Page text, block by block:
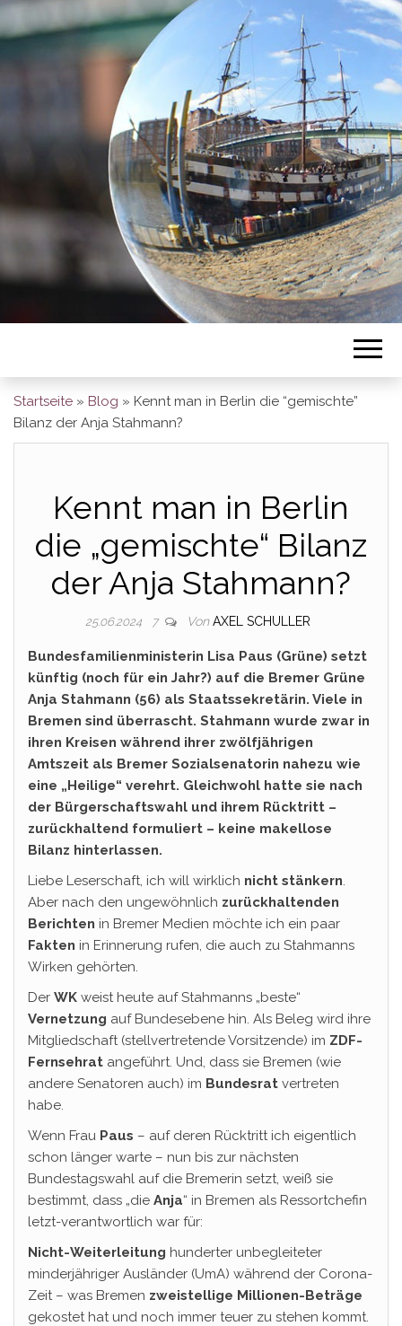
BREMEN SO
GESEHEN
Startseite » Blog » Kennt man in Berlin die “gemischte”
Bilanz der Anja Stahmann?
Kennt man in Berlin
die „gemischte“ Bilanz
der Anja Stahmann?
25.06.2024 7 Von AXEL SCHULLER
Bundesfamilienministerin Lisa Paus (Grüne) setzt
künftig (noch für ein Jahr?) auf die Bremer Grüne
Anja Stahmann (56) als Staatssekretärin. Viele in
Bremen sind überrascht. Stahmann wurde zwar in
ihren Kreisen während ihrer zwölfjährigen
Amtszeit als Bremer Sozialsenatorin nahezu wie
eine „Heilige“ verehrt. Gleichwohl hatte sie nach
der Bürgerschaftswahl und ihrem Rücktritt –
zurückhaltend formuliert – keine makellose
Bilanz hinterlassen.
Liebe Leserschaft, ich will wirklich nicht stänkern.
Aber nach den ungewöhnlich zurückhaltenden
Berichten in Bremer Medien möchte ich ein paar
Fakten in Erinnerung rufen, die auch zu Stahmanns
Wirken gehörten.
Der WK weist heute auf Stahmanns „beste“
Vernetzung auf Bundesebene hin. Als Beleg wird ihre
Mitgliedschaft (stellvertretende Vorsitzende) im ZDF-
Fernsehrat angeführt. Und, dass sie Bremen (wie
andere Senatoren auch) im Bundesrat vertreten
habe.
Wenn Frau Paus – auf deren Rücktritt ich eigentlich
schon länger warte – nun bis zur nächsten
Bundestagswahl auf die Bremerin setzt, weiß sie
bestimmt, dass „die Anja“ in Bremen als Ressortchefin
letzt-verantwortlich war für:
Nicht-Weiterleitung hunderter unbegleiteter
minderjähriger Ausländer (UmA) während der Corona-
Zeit – was Bremen zweistellige Millionen-Beträge
gekostet hat und noch immer teuer zu stehen kommt.